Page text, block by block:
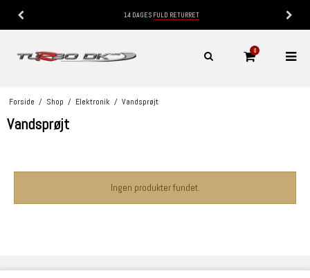
14 DAGES FULD RETURRET
0
Forside / Shop / Elektronik / Vandsprøjt
Vandsprøjt
Ingen produkter fundet.